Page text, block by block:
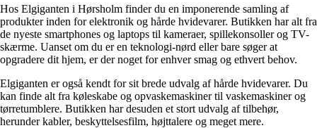
Hos Elgiganten i Hørsholm finder du en imponerende samling af
produkter inden for elektronik og hårde hvidevarer. Butikken har alt fra
de nyeste smartphones og laptops til kameraer, spillekonsoller og TV-
skærme. Uanset om du er en teknologi-nørd eller bare søger at
opgradere dit hjem, er der noget for enhver smag og ethvert behov.
Elgiganten er også kendt for sit brede udvalg af hårde hvidevarer. Du
kan finde alt fra køleskabe og opvaskemaskiner til vaskemaskiner og
tørretumblere. Butikken har desuden et stort udvalg af tilbehør,
herunder kabler, beskyttelsesfilm, højttalere og meget mere.